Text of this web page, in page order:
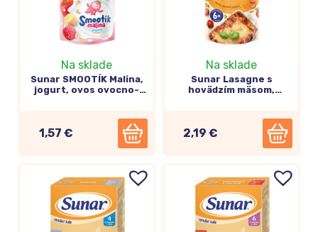
Rozpustné nápoje
Na sklade
Sunar SMOOTÍK Malina,
jogurt, ovos ovocno-
1,57 €
Na sklade
Sunar Lasagne s
hovädzím mäsom,
2,19 €